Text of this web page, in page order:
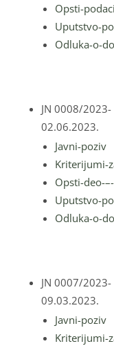
Opsti-
Uputstvo-
Odluka-o-
JN 0008/
02.06.2023.
Javni-poziv
Kriterijumi-
Opsti-deo-
Uputstvo-
Odluka-o-
JN 0007/
09.03.2023.
Javni-poziv
Kriterijumi-